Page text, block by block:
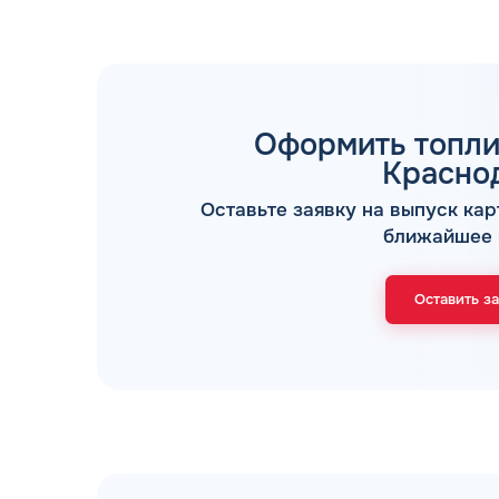
Оформить
Оставьте заявку на выпуск
ближайшее
Оставить
ТОПЛИВНЫЕ